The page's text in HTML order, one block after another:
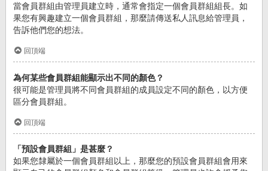
當會員群組由管理員建立時，通常會指定一個會員群組組長。如
果您有興趣建立一個會員群組，那麼請傳送私人訊息給管理員，
告訴他們您的想法。
回頂端
為何某些會員群組能顯示出不同的顏色？
很可能是管理員將不同會員群組的成員設定不同的顏色，以方便
區分會員群組。
回頂端
「預設會員群組」是甚麼？
如果您隸屬於一個會員群組以上，那麼您的預設會員群組會用來